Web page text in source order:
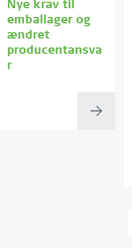
Nye krav til
emballager og
ændret
producentansva
r